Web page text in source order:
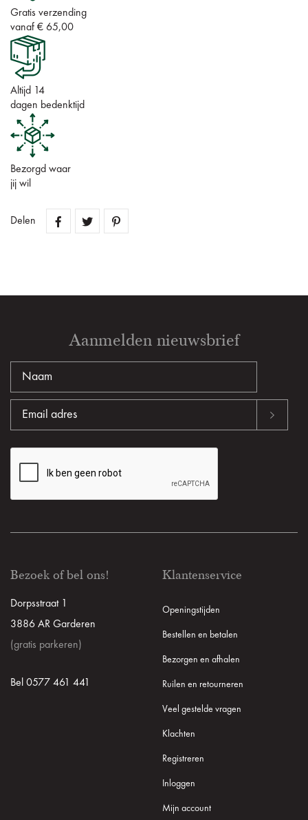
Gratis verzending
vanaf € 65,00
Altijd 14
dagen bedenktijd
Bezorgd waar
jij wil
Delen
Aanmelden nieuwsbrief
Bezoek of bel ons!
Dorpsstraat 1
3886 AR Garderen
(gratis parkeren)
Bel 0577 461 441
Klantenservice
Openingstijden
Bestellen en betalen
Bezorgen en afhalen
Ruilen en retourneren
Veel gestelde vragen
Klachten
Registreren
Inloggen
Mijn account